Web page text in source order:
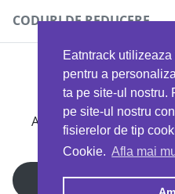
Eatntrack
pentru a
ta pe site-ul nostru.
pe site-ul nostru
fisierelor de tip
Cookie. Afla mai
Politica de confidențialitate
CODURI DE REDUCERE
Ai 40%reducere la orice